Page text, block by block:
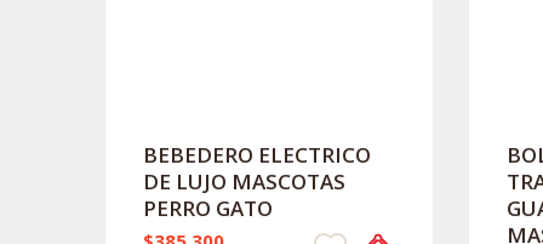
BEBEDERO ELECTRICO
DE LUJO MASCOTAS
PERRO GATO